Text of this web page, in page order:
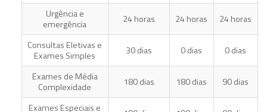
Urgência e
emergência
24 horas 24 horas
24 horas
Consultas Eletivas e
Exames Simples
30 dias 0 dias
0 dias
Exames de Média
Complexidade
180 dias 180 dias
90 dias
Exames Especiais e